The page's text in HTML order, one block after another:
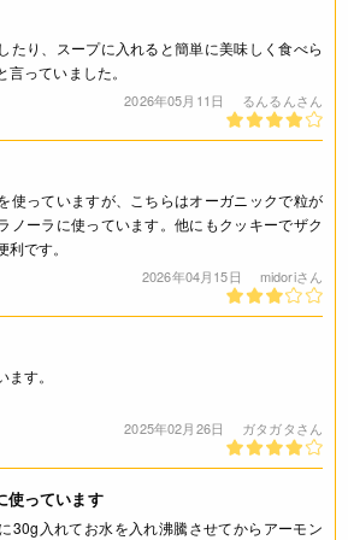
限です。
では、小麦を含む商品を製造していま
ー 368kcal たんぱく質 14g 脂質 7.6g
当量 0g 糖質(g) 56g 食物繊維[総量](g)
たり、スープに入れると簡単に美味しく食べら
っていました。
2026年05月11日 るんるんさん
使っていますが、こちらはオーガニックで粒が
ノーラに使っています。他にもクッキーでザク
です。
2026年04月15日 midoriさん
す。
2025年02月26日 ガタガタさん
使っています
30g入れてお水を入れ沸騰させてからアーモン